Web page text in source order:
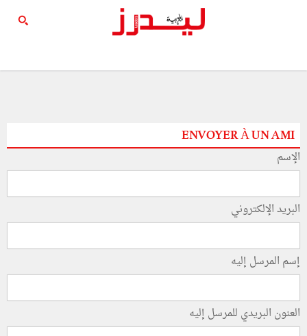
ENVOYER À UN AMI
الإسم
البريد الإلكتروني
إسم المرسل إليه
العنون البريدي للمرسل إليه